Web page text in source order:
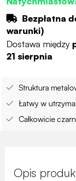
Bezpłatna
warunki)
Dostawa między
21 sierpnia
Struktura
Łatwy w
Całkowicie
Opis